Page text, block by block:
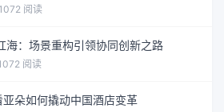
阅读
海：场景重构引领协同创新之路
阅读
亚朵如何撬动中国酒店变革